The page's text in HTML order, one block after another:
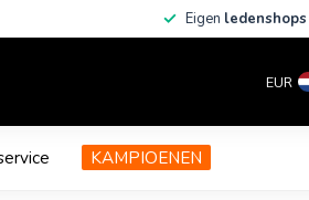
Eigen ledenshops
EUR
KAMPIOENEN